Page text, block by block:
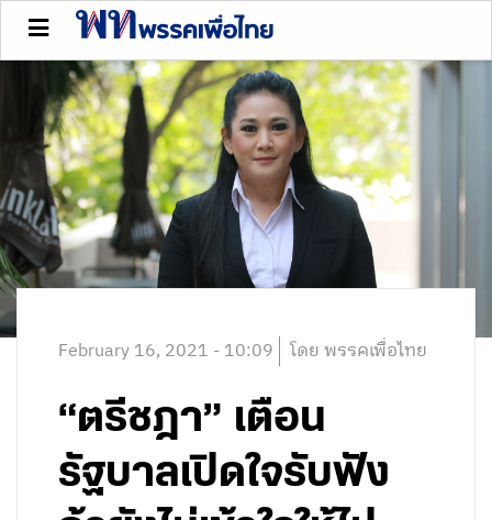
February 16, 2021 - 10:09 โดย พรรคเพื่อไทย
“ตรีชฎา” เตือน
รัฐบาลเปิดใจรับฟัง